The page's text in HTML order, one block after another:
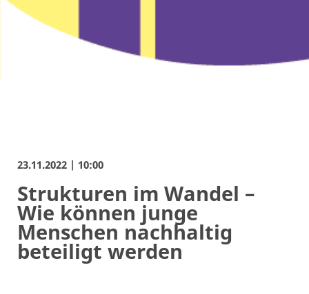
23.11.2022 | 10:00
Strukturen im Wandel –
Wie können junge
Menschen nachhaltig
beteiligt werden